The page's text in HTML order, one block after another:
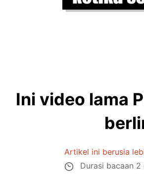
Ini video lama
Artikel ini berusia
Durasi bacaan 2